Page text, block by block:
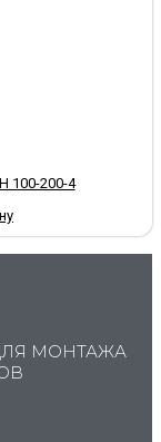
100-200-4
МОНТАЖА